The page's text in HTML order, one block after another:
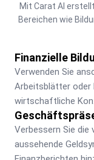
Mit Carat AI
Bereichen wie
Finanzielle
Verwenden Sie
Arbeitsblätter oder
wirtschaftliche
Verbessern Sie die
aussehende